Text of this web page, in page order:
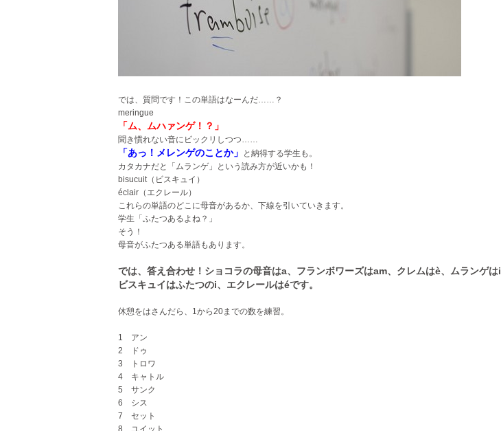
では、質問です！この単語はなーんだ……？
meringue
「ム、ムハァンゲ！？」
聞き慣れない音にビックリしつつ……
「あっ！メレンゲのことか」
と納得する学生も。
カタカナだと「ムランゲ」という読み方が近いかも！
bisucuit（ビスキュイ）
éclair（エクレール）
これらの単語のどこに母音があるか、下線を引いていきます。
学生「ふたつあるよね？」
そう！
母音がふたつある単語もあります。
では、答え合わせ！ショコラの母音はa、フランボワーズはam、クレムはè、ムランゲはi
ビスキュイはふたつのi、エクレールはéです。
休憩をはさんだら、1から20までの数を練習。
1 アン
2 ドゥ
3 トロワ
4 キャトル
5 サンク
6 シス
7 セット
8 ユイット